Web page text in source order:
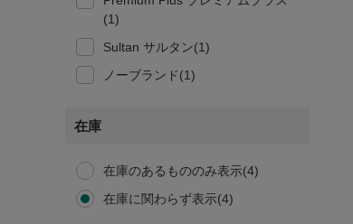
(1)
Sultan サルタン(1)
ノーブランド(1)
在庫
在庫のあるもののみ表示(4)
在庫に関わらず表示(4)